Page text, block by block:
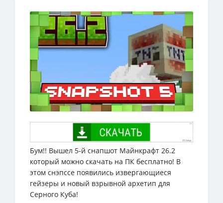
Бум!! Вышел 5-й снапшот Майнкрафт 26.2
который можно скачать на ПК бесплатно! В
этом снэпссе появились извергающиеся
гейзеры и новый взрывной архетип для
Серного Куба!